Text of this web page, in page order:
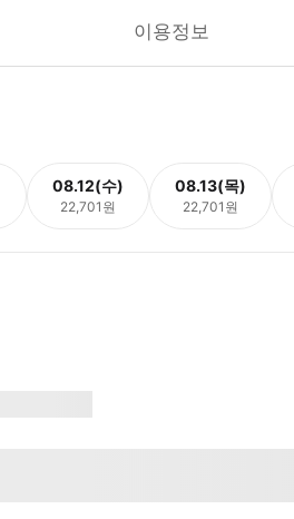
이용정보
08.12(수)
22,701원
08.13(목)
22,701원